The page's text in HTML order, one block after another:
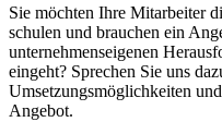
Sie möchten Ihre Mitarbeiter
schulen und brauchen ein
unternehmenseigenen
eingeht? Sprechen Sie uns
Umsetzungsmöglichkeiten
Angebot.